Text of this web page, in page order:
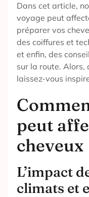
Dans cet article,
voyage peut
préparer vos
des coiffures et
et enfin, des
sur la route. Alors,
laissez-vous
peut
cheveux
L’impact
climats et